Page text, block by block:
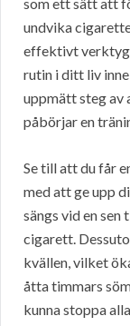
undvika
effektivt verktyg
rutin i ditt liv
uppmätt steg av
påbörjar en
Se till att du får
med att ge upp
sängs vid en
cigarett.
kvällen, vilket
åtta timmars
kunna stoppa